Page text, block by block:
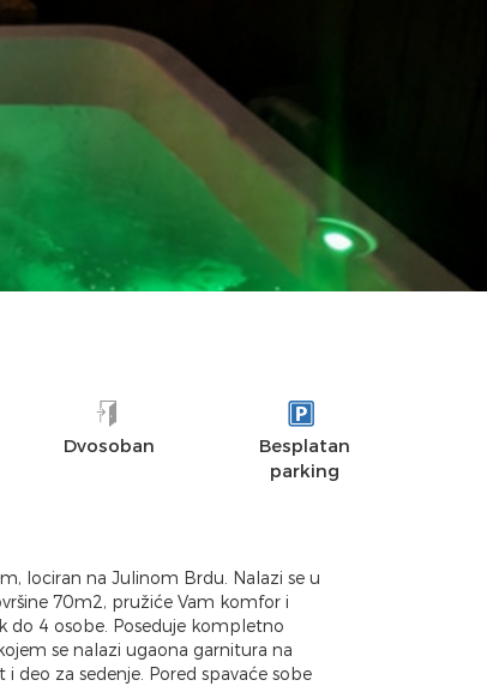
Dvosoban
Besplatan
parking
lociran na Julinom Brdu. Nalazi se u
70m2, pružiće Vam komfor i
4 osobe. Poseduje kompletno
se nalazi ugaona garnitura na
deo za sedenje. Pored spavaće sobe